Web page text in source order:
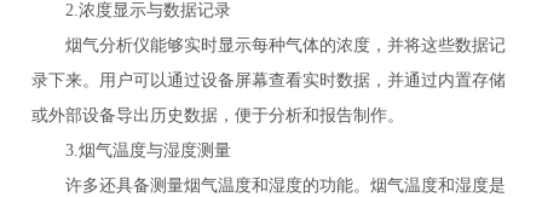
2.浓度显示与数据记录
烟气分析仪能够实时显示每种气体的浓度，并将这些数据记
录下来。用户可以通过设备屏幕查看实时数据，并通过内置存储
或外部设备导出历史数据，便于分析和报告制作。
3.烟气温度与湿度测量
许多还具备测量烟气温度和湿度的功能。烟气温度和湿度是